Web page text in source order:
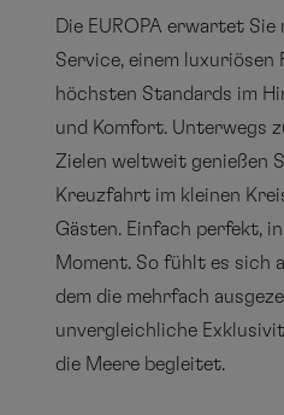
Die EUROPA erwartet
Service, einem luxuriösen
höchsten Standards im
und Komfort. Unterwegs
Zielen weltweit genießen
Kreuzfahrt im kleinen
Gästen. Einfach perfekt,
Moment. So fühlt es sich
dem die mehrfach
unvergleichliche
die Meere begleitet.